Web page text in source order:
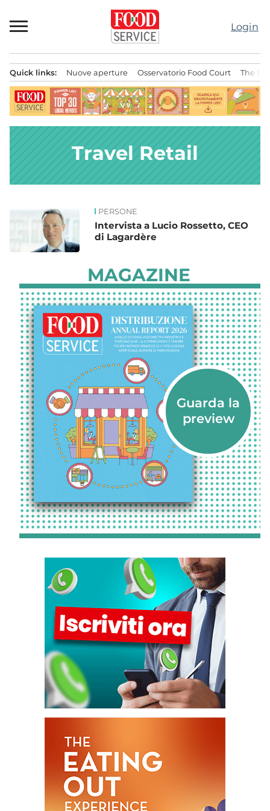
al
contenuto
Login
principale
Quick links: Nuove aperture Osservatorio Food Court The
Travel Retail
News PERSONE
Intervista a Lucio Rossetto, CEO
di Lagardère
MAGAZINE